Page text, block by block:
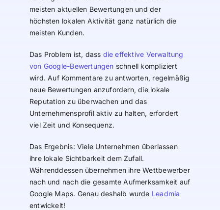
meisten aktuellen Bewertungen und der
höchsten lokalen Aktivität ganz natürlich die
meisten Kunden.
Das Problem ist, dass die effektive Verwaltung
von Google-Bewertungen schnell kompliziert
wird. Auf Kommentare zu antworten, regelmäßig
neue Bewertungen anzufordern, die lokale
Reputation zu überwachen und das
Unternehmensprofil aktiv zu halten, erfordert
viel Zeit und Konsequenz.
Das Ergebnis: Viele Unternehmen überlassen
ihre lokale Sichtbarkeit dem Zufall.
Währenddessen übernehmen ihre Wettbewerber
nach und nach die gesamte Aufmerksamkeit auf
Google Maps. Genau deshalb wurde Leadmia
entwickelt!